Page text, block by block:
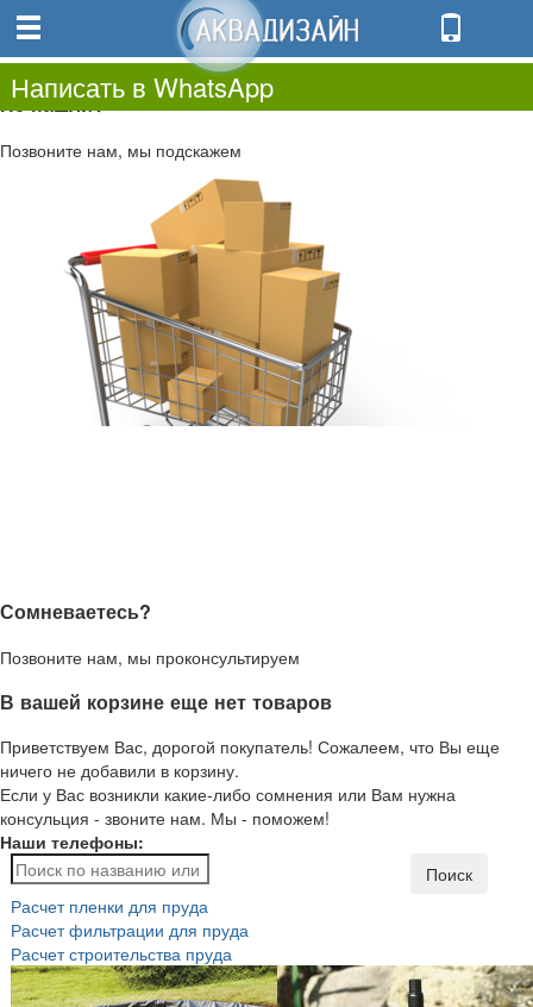
0.00
0
Не нашли?
Позвоните нам, мы подскажем
Сомневаетесь?
Позвоните нам, мы проконсультируем
В вашей корзине еще нет товаров
Приветствуем Вас, дорогой покупатель! Сожалеем, что Вы еще
ничего не добавили в корзину.
Если у Вас возникли какие-либо сомнения или Вам нужна
консульция - звоните нам. Мы - поможем!
Наши телефоны:
Написать в WhatsApp
Поиск
Расчет пленки для пруда
Расчет фильтрации для пруда
Расчет строительства пруда